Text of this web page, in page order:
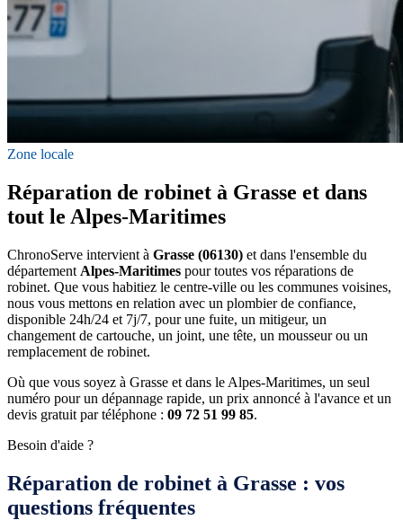
Zone locale
Réparation de robinet à Grasse et dans
tout le Alpes-Maritimes
ChronoServe intervient à Grasse (06130) et dans l'ensemble du
département Alpes-Maritimes pour toutes vos réparations de
robinet. Que vous habitiez le centre-ville ou les communes voisines,
nous vous mettons en relation avec un plombier de confiance,
disponible 24h/24 et 7j/7, pour une fuite, un mitigeur, un
changement de cartouche, un joint, une tête, un mousseur ou un
remplacement de robinet.
Où que vous soyez à Grasse et dans le Alpes-Maritimes, un seul
numéro pour un dépannage rapide, un prix annoncé à l'avance et un
devis gratuit par téléphone : 09 72 51 99 85.
Besoin d'aide ?
Réparation de robinet à Grasse : vos
questions fréquentes